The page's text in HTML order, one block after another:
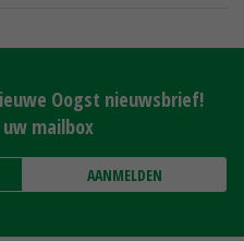
Oogst nieuwsbrief!
mailbox
AANMELDEN